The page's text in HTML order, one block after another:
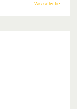
Wis selectie